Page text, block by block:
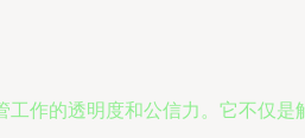
作的透明度和公信力。它不仅